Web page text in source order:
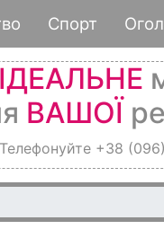
Спорт
ІДЕАЛЬНЕ
ВАШОЇ
Телефонуйте +38